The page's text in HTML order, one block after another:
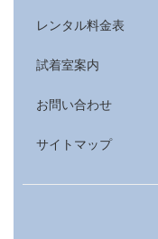
レンタル料金表
試着室案内
お問い合わせ
サイトマップ